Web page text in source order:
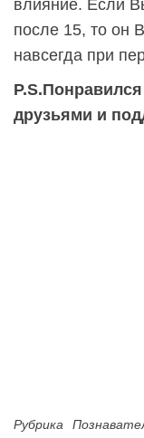
влияние. Если
после 15, то он
навсегда при
друзьями и
Рубрика